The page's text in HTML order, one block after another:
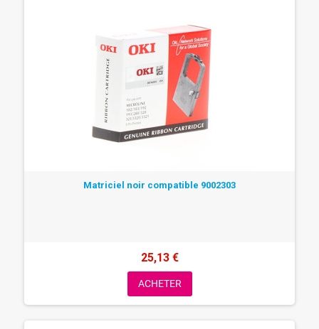
Matriciel noir compatible 9002303
25,13 €
ACHETER